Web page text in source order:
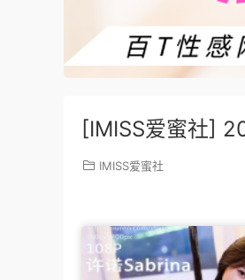
[IMISS爱蜜社]
IMISS爱蜜社